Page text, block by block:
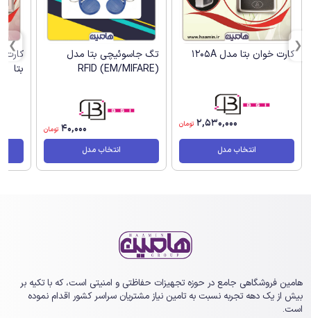
کارت خوان بتا مدل 1205A
2,530,000 تومان
انتخاب مدل
تگ جاسوئیچی بتا مدل
(RFID (EM/MIFARE
40,000 تومان
انتخاب مدل
بتا
هامین فروشگاهی جامع در حوزه تجهیزات حفاظتی و امنیتی است، که با تکیه بر
بیش از یک ‏دهه تجربه نسبت به تامین نیاز مشتریان سراسر کشور اقدام نموده
است.